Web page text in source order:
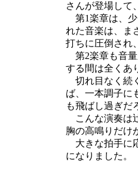
さんが登場して
第1楽章は、少
れた音楽は、ま
打ちに圧倒され
第2楽章も音量
する間は全くあ
切れ目なく続
ば、一本調子に
も飛ばし過ぎだ
こんな演奏は
胸の高鳴りだけ
大きな拍手に
になりました。